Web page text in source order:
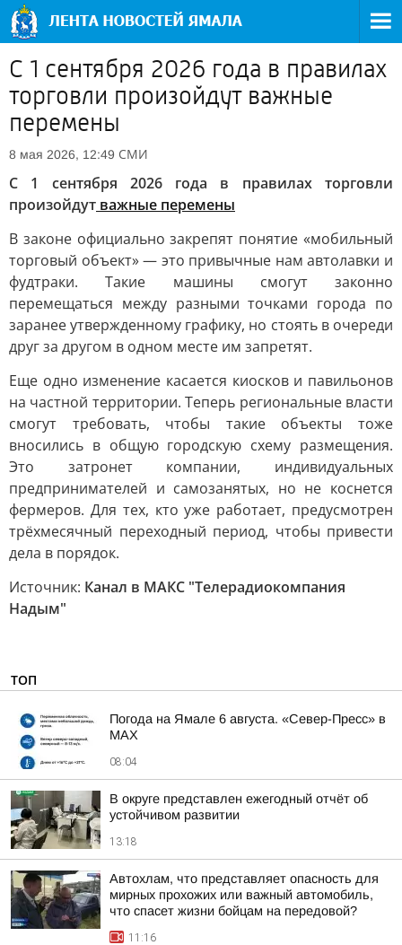
С 1 сентября 2026 года в правилах
торговли произойдут важные
перемены
8 мая 2026, 12:49 СМИ
С 1 сентября 2026 года в правилах торговли
произойдут важные перемены
В законе официально закрепят понятие «мобильный
торговый объект» — это привычные нам автолавки и
фудтраки. Такие машины смогут законно
перемещаться между разными точками города по
заранее утвержденному графику, но стоять в очереди
друг за другом в одном месте им запретят.
Еще одно изменение касается киосков и павильонов
на частной территории. Теперь региональные власти
смогут требовать, чтобы такие объекты тоже
вносились в общую городскую схему размещения.
Это затронет компании, индивидуальных
предпринимателей и самозанятых, но не коснется
фермеров. Для тех, кто уже работает, предусмотрен
трёхмесячный переходный период, чтобы привести
дела в порядок.
Источник: Канал в МАКС "Телерадиокомпания
Надым"
ТОП
Погода на Ямале 6 августа. «Север-Пресс» в
MAX
08:04
В округе представлен ежегодный отчёт об
устойчивом развитии
13:18
Автохлам, что представляет опасность для
мирных прохожих или важный автомобиль,
что спасет жизни бойцам на передовой?
11:16